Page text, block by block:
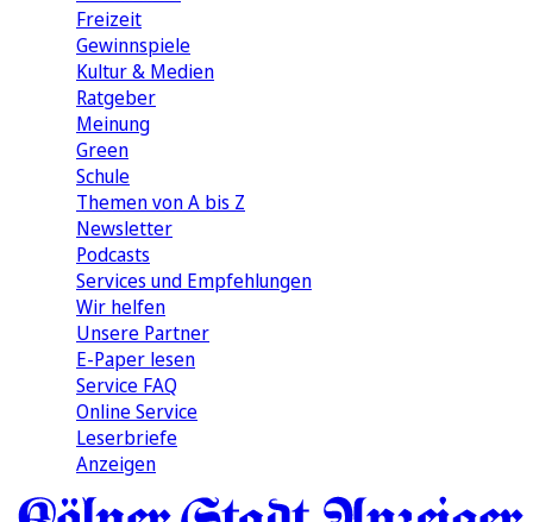
Freizeit
Gewinnspiele
Kultur & Medien
Ratgeber
Meinung
Green
Schule
Themen von A bis Z
Newsletter
Podcasts
Services und Empfehlungen
Wir helfen
Unsere Partner
E-Paper lesen
Service FAQ
Online Service
Leserbriefe
Anzeigen